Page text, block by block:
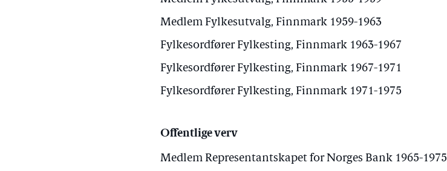
Medlem Fylkesutvalg, Finnmark 1959-1963
Fylkesordfører Fylkesting, Finnmark 1963-1967
Fylkesordfører Fylkesting, Finnmark 1967-1971
Fylkesordfører Fylkesting, Finnmark 1971-1975
Offentlige verv
Medlem Representantskapet for Norges Bank 1965-1975